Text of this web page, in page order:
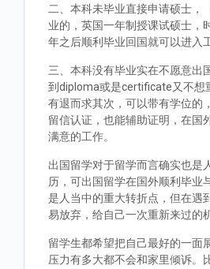
二、本科未毕业直接申请硕士，
业的，英国一年制授课试硕士，
年之后顺利毕业回国就可以进入
三、本科没有毕业实在不愿意出
到diploma或是certificate又不想
有退而求其次，可以带有学位的
留信认证，也能辅助证明，在国
满意的工作。
出国留学对于留学而言确实也是
历，可出国留学在国外顺利毕业
是人当中的重大转折点，但在遇
易放弃，给自己一次重新来过的
留学生都希望把自己最好的一面
压力有多大都不会和家里倾诉。